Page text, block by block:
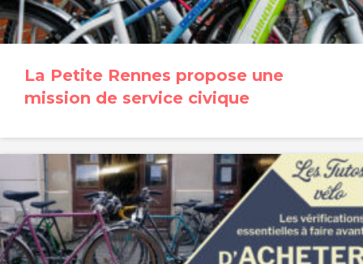
La Petite Rennes propose une
mission de service civique